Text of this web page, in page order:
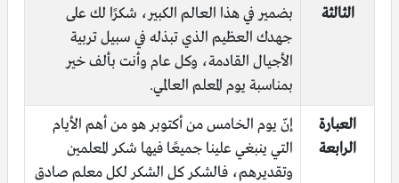
الثالثة
بضمير في هذا العالم الكبير، شكرًا لك على
جهدك العظيم الذي تبذله في سبيل تربية
الأجيال القادمة، وكل عام وأنت بألف خير
بمناسبة يوم المعلم العالمي.
العبارة
الرابعة
إنّ يوم الخامس من أكتوبر هو من أهم الأيام
التي ينبغي علينا جميعًا فيها شكر المعلمين
وتقديرهم، فالشكر كل الشكر لكل معلم صادق